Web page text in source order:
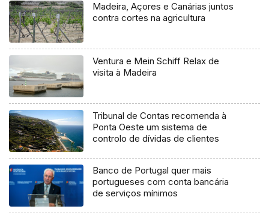
Madeira, Açores e Canárias juntos
contra cortes na agricultura
Ventura e Mein Schiff Relax de
visita à Madeira
Tribunal de Contas recomenda à
Ponta Oeste um sistema de
controlo de dívidas de clientes
Banco de Portugal quer mais
portugueses com conta bancária
de serviços mínimos